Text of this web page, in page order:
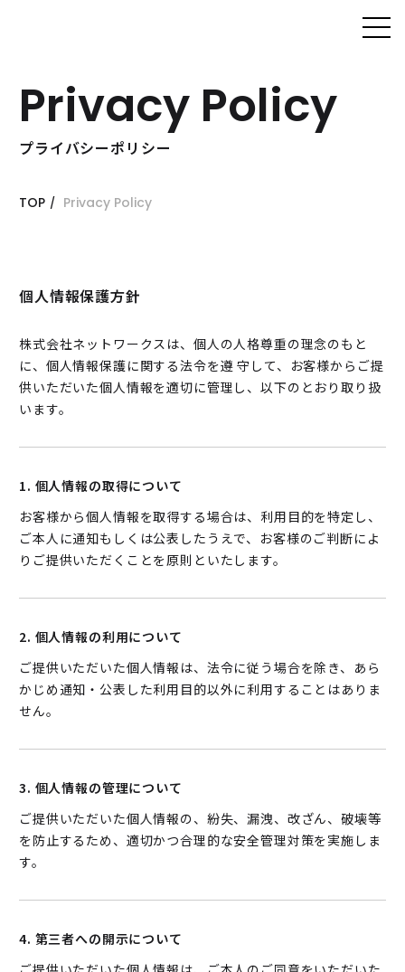
ークス
Privacy Policy
プライバシーポリシー
TOP Privacy Policy
個人情報保護方針
株式会社ネットワークスは、個人の人格尊重の理念のもと
に、個人情報保護に関する法令を遵 守して、お客様からご提
供いただいた個人情報を適切に管理し、以下のとおり取り扱
います。
1. 個人情報の取得について
お客様から個人情報を取得する場合は、利用目的を特定し、
ご本人に通知もしくは公表したうえで、お客様のご判断によ
りご提供いただくことを原則といたします。
2. 個人情報の利用について
ご提供いただいた個人情報は、法令に従う場合を除き、あら
かじめ通知・公表した利用目的以外に利用することはありま
せん。
3. 個人情報の管理について
ご提供いただいた個人情報の、紛失、漏洩、改ざん、破壊等
を防止するため、適切かつ合理的な安全管理対策を実施しま
す。
4. 第三者への開示について